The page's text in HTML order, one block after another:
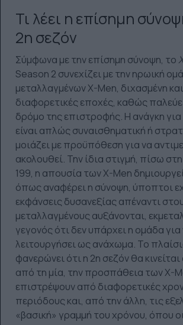
Τι λέει η επίσημη
2η σεζόν
Σύμφωνα με την επίσημη σύνοψη, το
Season 2 συνεχίζει με την ηρωική
μεταλλαγμένων X-Men, διχασμένη
διαφορετικές εποχές, καθώς
δρόμο της επιστροφής. Η ανάγκη
είναι απλώς συναισθηματική ή
μοιάζει με προϋπόθεση για να
ακολουθεί. Την ίδια στιγμή, πίσω
199, η απουσία των X-Men δημιουργεί
όπως αναφέρει η σύνοψη, ύποπτοι
εκφάνσεις δυσανεξίας απέναντι
μεταλλαγμένους αυξάνονται,
γεγονός ότι δεν υπάρχει η ομάδα για
λειτουργήσει ως ανάχωμα. Το
φανερώνει ότι η 2η σεζόν θα
από τη μία, την προσπάθεια των X-
επιστρέψουν από διαφορετικές
περιόδους και, από την άλλη, τις
«βασική» γραμμή του χρόνου, όπου